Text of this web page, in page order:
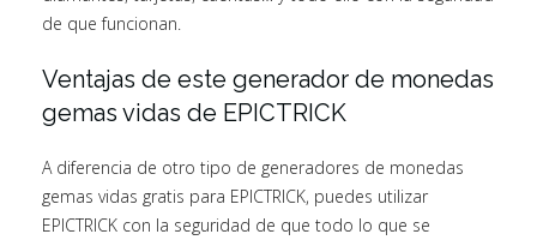
de que funcionan.
Ventajas de este generador de monedas
gemas vidas de EPICTRICK
A diferencia de otro tipo de generadores de monedas
gemas vidas gratis para EPICTRICK, puedes utilizar
EPICTRICK con la seguridad de que todo lo que se